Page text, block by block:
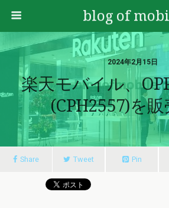
blog of
2024年2月15日
楽天モバイル、
(CPH2557)を
Share Tweet Pin